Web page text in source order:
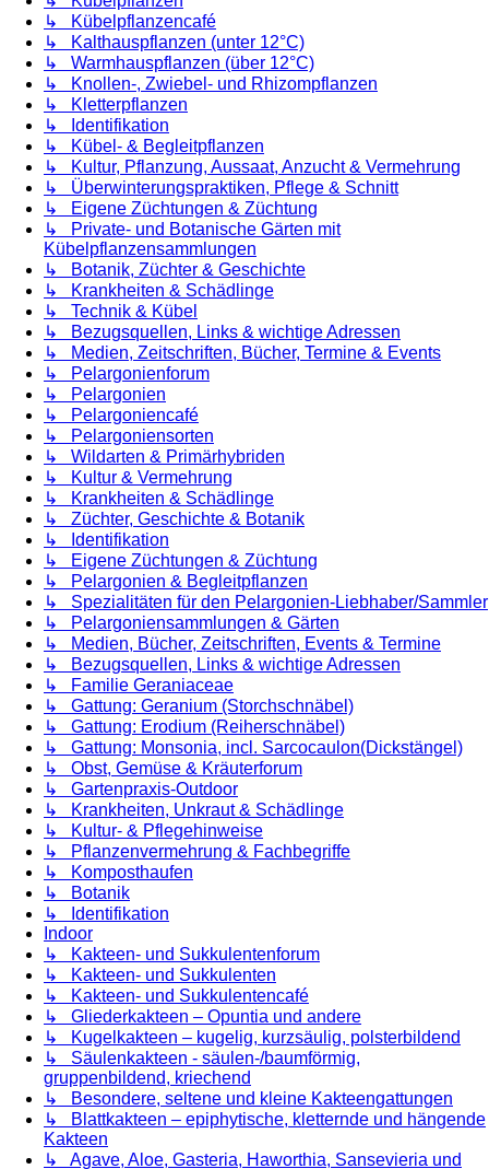
↳ Kübelpflanzencafé
↳ Kalthauspflanzen (unter 12°C)
↳ Warmhauspflanzen (über 12°C)
↳ Knollen-, Zwiebel- und Rhizompflanzen
↳ Kletterpflanzen
↳ Identifikation
↳ Kübel- & Begleitpflanzen
↳ Kultur, Pflanzung, Aussaat, Anzucht & Vermehrung
↳ Überwinterungspraktiken, Pflege & Schnitt
↳ Eigene Züchtungen & Züchtung
↳ Private- und Botanische Gärten mit
Kübelpflanzensammlungen
↳ Botanik, Züchter & Geschichte
↳ Krankheiten & Schädlinge
↳ Technik & Kübel
↳ Bezugsquellen, Links & wichtige Adressen
↳ Medien, Zeitschriften, Bücher, Termine & Events
↳ Pelargonienforum
↳ Pelargonien
↳ Pelargoniencafé
↳ Pelargoniensorten
↳ Wildarten & Primärhybriden
↳ Kultur & Vermehrung
↳ Krankheiten & Schädlinge
↳ Züchter, Geschichte & Botanik
↳ Identifikation
↳ Eigene Züchtungen & Züchtung
↳ Pelargonien & Begleitpflanzen
↳ Spezialitäten für den Pelargonien-Liebhaber/Sammler
↳ Pelargoniensammlungen & Gärten
↳ Medien, Bücher, Zeitschriften, Events & Termine
↳ Bezugsquellen, Links & wichtige Adressen
↳ Familie Geraniaceae
↳ Gattung: Geranium (Storchschnäbel)
↳ Gattung: Erodium (Reiherschnäbel)
↳ Gattung: Monsonia, incl. Sarcocaulon(Dickstängel)
↳ Obst, Gemüse & Kräuterforum
↳ Gartenpraxis-Outdoor
↳ Krankheiten, Unkraut & Schädlinge
↳ Kultur- & Pflegehinweise
↳ Pflanzenvermehrung & Fachbegriffe
↳ Komposthaufen
↳ Botanik
↳ Identifikation
Indoor
↳ Kakteen- und Sukkulentenforum
↳ Kakteen- und Sukkulenten
↳ Kakteen- und Sukkulentencafé
↳ Gliederkakteen – Opuntia und andere
↳ Kugelkakteen – kugelig, kurzsäulig, polsterbildend
↳ Säulenkakteen - säulen-/baumförmig,
gruppenbildend, kriechend
↳ Besondere, seltene und kleine Kakteengattungen
↳ Blattkakteen – epiphytische, kletternde und hängende
Kakteen
↳ Agave, Aloe, Gasteria, Haworthia, Sansevieria und